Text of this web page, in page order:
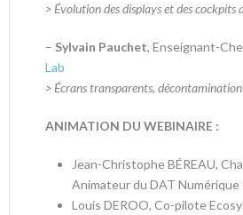
> Évolution des displays et des cockpits
– Sylvain Pauchet, Enseignant-
Lab
> Écrans transparents,
ANIMATION DU WEBINAIRE :
Jean-Christophe BÉREAU,
Animateur du DAT Numérique
Louis DEROO, Co-pilote